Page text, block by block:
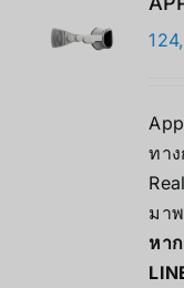
ทา
มา
หา